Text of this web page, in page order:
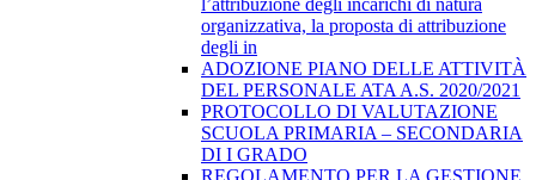
l’attribuzione degli incarichi di natura
organizzativa, la proposta di attribuzione
degli in
ADOZIONE PIANO DELLE ATTIVITÀ
DEL PERSONALE ATA A.S. 2020/2021
PROTOCOLLO DI VALUTAZIONE
SCUOLA PRIMARIA – SECONDARIA
DI I GRADO